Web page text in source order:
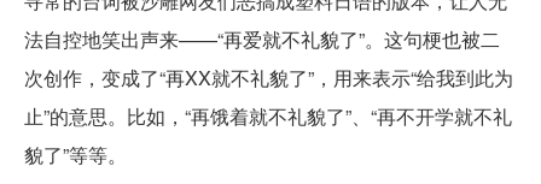
法自控地笑出声来——“再爱就不礼貌了”。这句梗也被二
次创作，变成了“再XX就不礼貌了”，用来表示“给我到此为
止”的意思。比如，“再饿着就不礼貌了”、“再不开学就不礼
貌了”等等。